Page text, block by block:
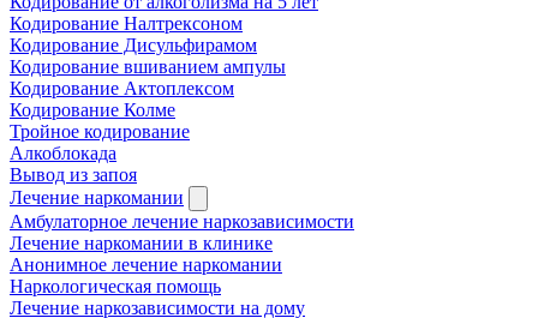
Кодирование Налтрексоном
Кодирование Дисульфирамом
Кодирование вшиванием ампулы
Кодирование Актоплексом
Кодирование Колме
Тройное кодирование
Алкоблокада
Вывод из запоя
Лечение наркомании
Амбулаторное лечение наркозависимости
Лечение наркомании в клинике
Анонимное лечение наркомании
Наркологическая помощь
Лечение наркозависимости на дому